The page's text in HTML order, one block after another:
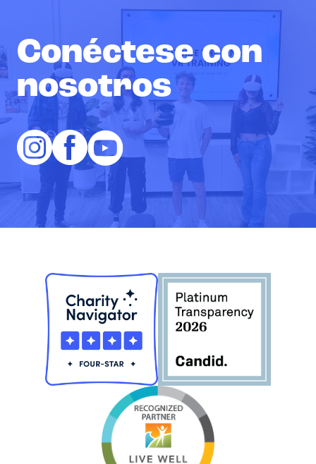
Conéctese con
nosotros